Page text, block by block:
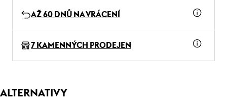
AŽ 60 DNŮ NA VRÁCENÍ
7 KAMENNÝCH PRODEJEN
ALTERNATIVY